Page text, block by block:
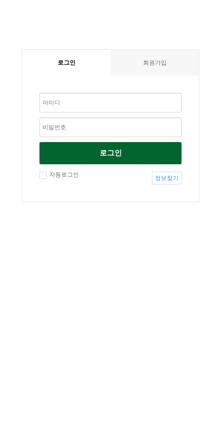
로그인 회원가입
로그인
자동로그인 정보찾기